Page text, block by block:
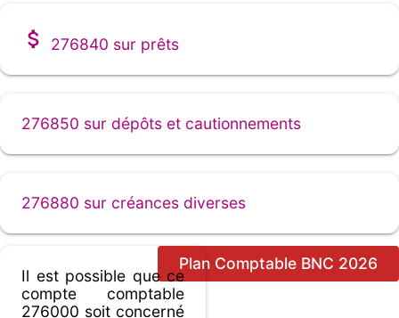
276840 sur prêts
276850 sur dépôts et cautionnements
276880 sur créances diverses
Plan Comptable BNC 2026
Il est possible que ce
compte comptable
276000 soit concerné